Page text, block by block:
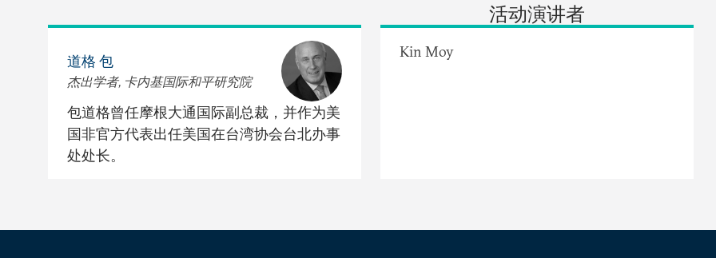
活动演讲者
道格 包
杰出学者, 卡内基国际和平研究院
包道格曾任摩根大通国际副总裁，并作为美
国非官方代表出任美国在台湾协会台北办事
处处长。
Kin Moy